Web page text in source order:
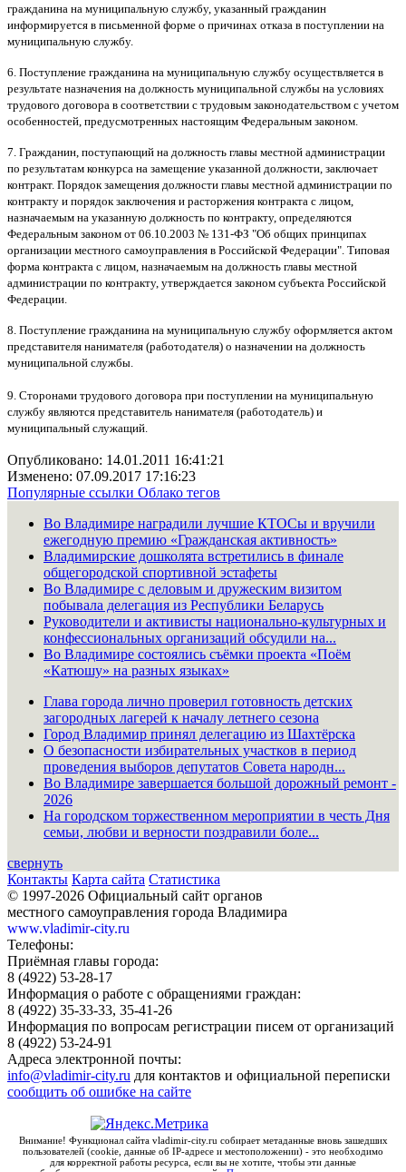
гражданина на муниципальную службу, указанный гражданин
информируется в письменной форме о причинах отказа в поступлении на
муниципальную службу.
6. Поступление гражданина на муниципальную службу осуществляется в
результате назначения на должность муниципальной службы на условиях
трудового договора в соответствии с трудовым законодательством с учетом
особенностей, предусмотренных настоящим Федеральным законом.
7. Гражданин, поступающий на должность главы местной администрации
по результатам конкурса на замещение указанной должности, заключает
контракт. Порядок замещения должности главы местной администрации по
контракту и порядок заключения и расторжения контракта с лицом,
назначаемым на указанную должность по контракту, определяются
Федеральным законом от 06.10.2003 № 131-ФЗ "Об общих принципах
организации местного самоуправления в Российской Федерации". Типовая
форма контракта с лицом, назначаемым на должность главы местной
администрации по контракту, утверждается законом субъекта Российской
Федерации.
8. Поступление гражданина на муниципальную службу оформляется актом
представителя нанимателя (работодателя) о назначении на должность
муниципальной службы.
9. Сторонами трудового договора при поступлении на муниципальную
службу являются представитель нанимателя (работодатель) и
муниципальный служащий.
Опубликовано: 14.01.2011 16:41:21
Изменено: 07.09.2017 17:16:23
Популярные ссылки Облако тегов
Во Владимире наградили лучшие КТОСы и вручили
ежегодную премию «Гражданская активность»
Владимирские дошколята встретились в финале
общегородской спортивной эстафеты
Во Владимире с деловым и дружеским визитом
побывала делегация из Республики Беларусь
Руководители и активисты национально-культурных и
конфессиональных организаций обсудили на...
Во Владимире состоялись съёмки проекта «Поём
«Катюшу» на разных языках»
Глава города лично проверил готовность детских
загородных лагерей к началу летнего сезона
Город Владимир принял делегацию из Шахтёрска
О безопасности избирательных участков в период
проведения выборов депутатов Совета народн...
Во Владимире завершается большой дорожный ремонт -
2026
На городском торжественном мероприятии в честь Дня
семьи, любви и верности поздравили боле...
свернуть
Контакты Карта сайта Статистика
© 1997-2026 Официальный сайт органов
местного самоуправления города Владимира
www.vladimir-city.ru
Телефоны:
Приёмная главы города:
8 (4922) 53-28-17
Информация о работе с обращениями граждан:
8 (4922) 35-33-33, 35-41-26
Информация по вопросам регистрации писем от организаций
8 (4922) 53-24-91
Адреса электронной почты:
info@vladimir-city.ru для контактов и официальной переписки
сообщить об ошибке на сайте
Внимание! Функционал сайта vladimir-city.ru собирает метаданные вновь зашедших
пользователей (cookie, данные об IP-адресе и местоположении) - это необходимо
для корректной работы ресурса, если вы не хотите, чтобы эти данные